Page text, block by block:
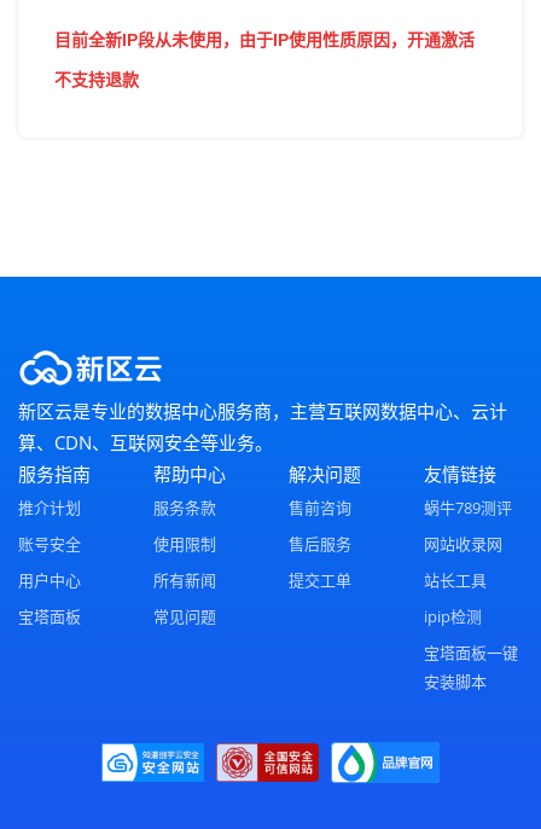
目前全新IP段从未使用，由于IP使用性质原因，开通激活
不支持退款
新区云是专业的数据中心服务商，主营互联网数据中心、云计
算、CDN、互联网安全等业务。
服务指南
推介计划
账号安全
用户中心
宝塔面板
帮助中心
服务条款
使用限制
所有新闻
常见问题
解决问题
售前咨询
售后服务
提交工单
友情链接
蜗牛789测评
网站收录网
站长工具
ipip检测
宝塔面板一键
安装脚本